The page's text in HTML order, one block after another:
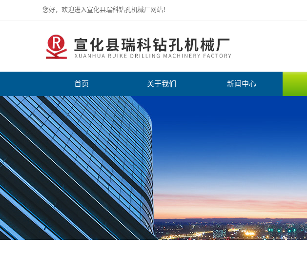
您好，欢迎进入宣化县瑞科钻孔机械厂网站！
首页 关于我们 新闻中心